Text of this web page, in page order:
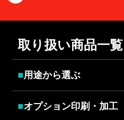
取り扱い商品一覧
■用途から選ぶ
■オプション印刷・加工